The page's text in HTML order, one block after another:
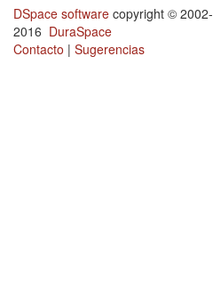
DSpace software copyright © 2002-
2016 DuraSpace
Contacto | Sugerencias